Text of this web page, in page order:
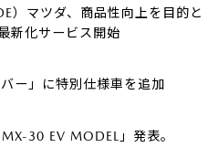
）マツダ、商品性向上を目的と
新化サービス開始
ー」に特別仕様車を追加
30 EV MODEL」発表。